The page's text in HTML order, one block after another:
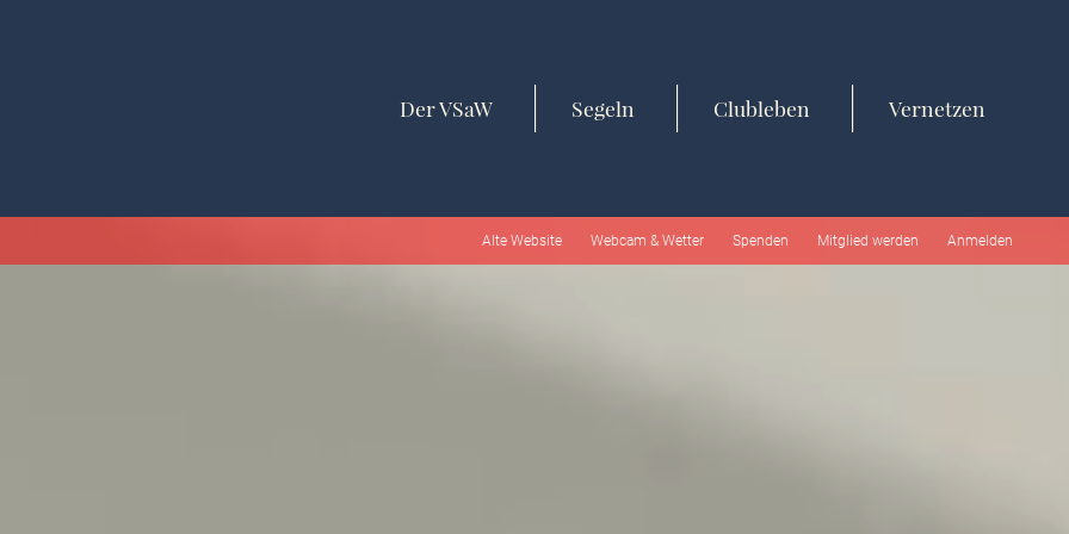
Der VSaW Segeln Clubleben Vernetzen
Alte Website Webcam & Wetter Spenden Mitglied werden Anmelden